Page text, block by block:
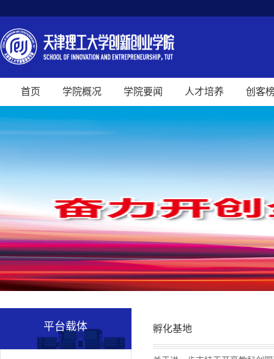
首页 学院概况 学院要闻 人才培养 创客
平台载体 孵化基地